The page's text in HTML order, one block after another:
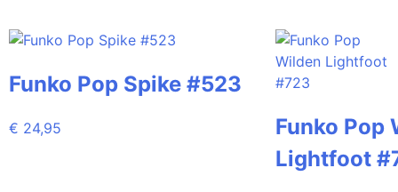
Funko Pop Spike #523
€ 24,95
Funko Pop
Lightfoot